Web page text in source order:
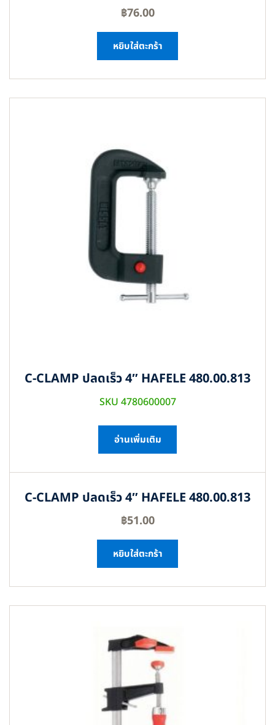
฿76.00
หยิบใส่ตะกร้า
C-CLAMP ปลดเร็ว 4″ HAFELE 480.00.813
SKU 4780600007
อ่านเพิ่มเติม
C-CLAMP ปลดเร็ว 4″ HAFELE 480.00.813
฿51.00
หยิบใส่ตะกร้า